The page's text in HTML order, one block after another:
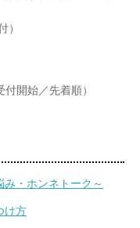
）
開始／先着順）
・ホンネトーク～
け方